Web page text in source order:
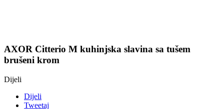
AXOR Citterio M kuhinjska slavina sa tušem
brušeni krom
Dijeli
Dijeli
Tweetaj